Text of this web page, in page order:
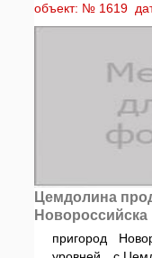
объект: № 1619
Цемдолина
Новороссийска
пригород